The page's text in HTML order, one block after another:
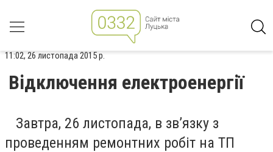
11:02, 26 листопада 2015 р.
Відключення електроенергії
Завтра, 26 листопада, в зв’язку з
проведенням ремонтних робіт на ТП